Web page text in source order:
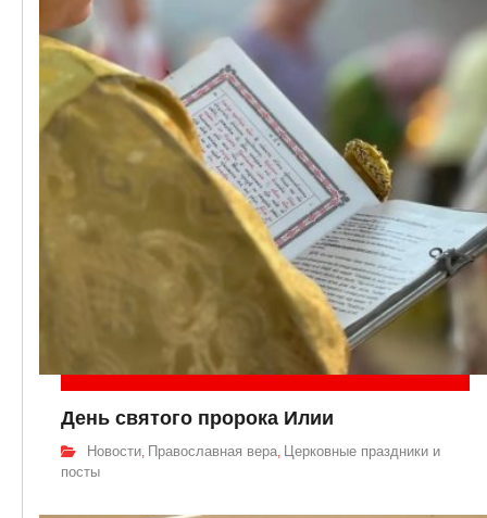
День святого пророка Илии
Новости Православная вера Церковные праздники и
посты